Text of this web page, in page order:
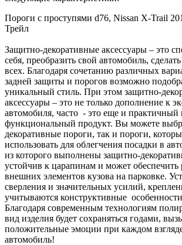
Пороги с проступями d76, Nissan X-Trail
Трейл
Защитно-декоративные аксессуары – это
себя, преобразить свой автомобиль,
всех. Благодаря сочетанию различных
задней защиты и порогов возможно
уникальный стиль. При этом защитно-
аксессуары – это не только дополнение к
автомобиля, часто - это еще и практичный
функциональный продукт. Вы можете
декоративные пороги, так и пороги,
использовать для облегчения посадки в
из которого выполнены защитно-
устойчив к царапинам и может
внешних элементов кузова на парковке.
сверления и значительных усилий,
учитываются конструктивные
Благодаря современным технологиям
вид изделия будет сохраняться годами,
положительные эмоции при каждом
автомобиль!